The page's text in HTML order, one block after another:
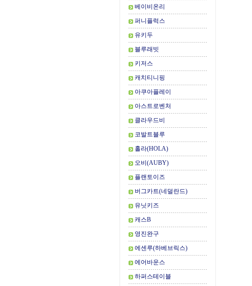
베이비온리
퍼니플럭스
유키두
블루래빗
키저스
캐치티니핑
아쿠아플레이
아스트로벤처
클라우드비
코발트블루
홀라(HOLA)
오비(AUBY)
플랜토이즈
버그카트(네덜란드)
유닛키즈
캐스B
영진완구
에센루(하베브릭스)
에어바운스
하퍼스테이블